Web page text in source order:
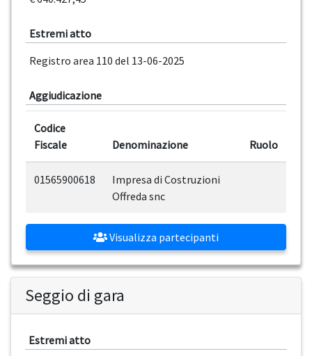
Estremi atto
Registro area 110 del 13-06-2025
Aggiudicazione
Codice
Fiscale
Denominazione Ruolo
01565900618
Impresa di Costruzioni
Offreda snc
Visualizza partecipanti
Seggio di gara
Estremi atto